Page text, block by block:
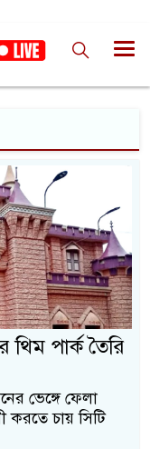
থিম পার্ক তৈরি
ভেঙ্গে ফেলা
করতে চায় সিটি